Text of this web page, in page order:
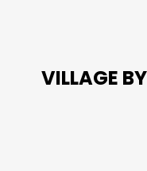
VILLAGE